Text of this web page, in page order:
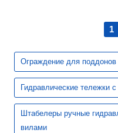
1
Ограждение для поддонов
Гидравлические тележки
Штабелеры ручные
вилами